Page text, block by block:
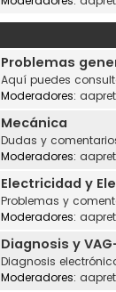
Problemas
Aquí puedes
Moderadores:
Mecánica
Dudas y
Moderadores:
Electricidad y
Problemas y
Moderadores:
Diagnosis y
Diagnosis
Moderadores: